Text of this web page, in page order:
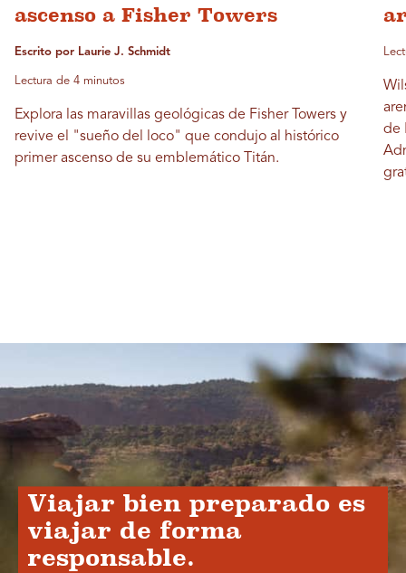
ascenso a Fisher Towers
Escrito por Laurie J. Schmidt
Lectura de 4 minutos
Explora las maravillas geológicas de Fisher Towers y
revive el "sueño del loco" que condujo al histórico
primer ascenso de su emblemático Titán.
de
Viajar bien preparado es
viajar de forma
responsable.